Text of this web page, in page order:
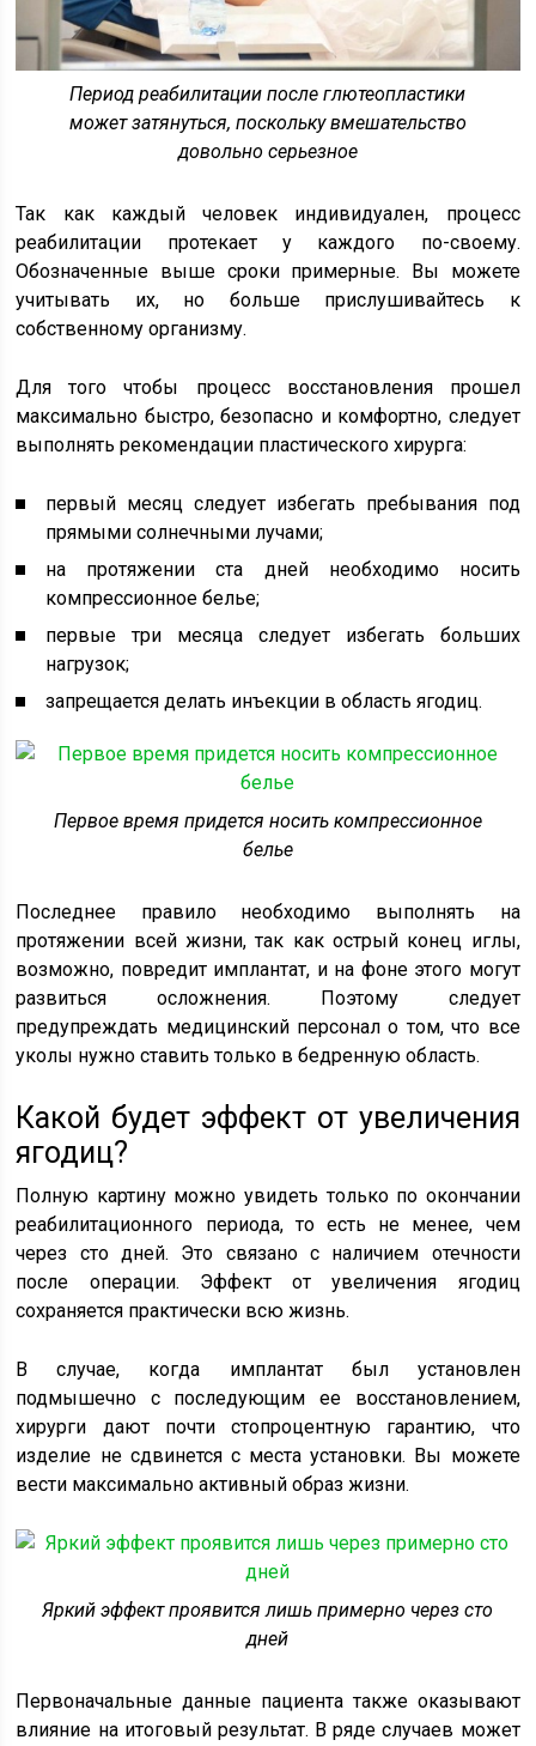
Период реабилитации после глютеопластики
может затянуться, поскольку вмешательство
довольно серьезное
Так как каждый человек индивидуален, процесс
реабилитации протекает у каждого по-своему.
Обозначенные выше сроки примерные. Вы можете
учитывать их, но больше прислушивайтесь к
собственному организму.
Для того чтобы процесс восстановления прошел
максимально быстро, безопасно и комфортно, следует
выполнять рекомендации пластического хирурга:
первый месяц следует избегать пребывания под
прямыми солнечными лучами;
на протяжении ста дней необходимо носить
компрессионное белье;
первые три месяца следует избегать больших
нагрузок;
запрещается делать инъекции в область ягодиц.
Первое время придется носить компрессионное
белье
Последнее правило необходимо выполнять на
протяжении всей жизни, так как острый конец иглы,
возможно, повредит имплантат, и на фоне этого могут
развиться осложнения. Поэтому следует
предупреждать медицинский персонал о том, что все
уколы нужно ставить только в бедренную область.
Какой будет эффект от увеличения
ягодиц?
Полную картину можно увидеть только по окончании
реабилитационного периода, то есть не менее, чем
через сто дней. Это связано с наличием отечности
после операции. Эффект от увеличения ягодиц
сохраняется практически всю жизнь.
В случае, когда имплантат был установлен
подмышечно с последующим ее восстановлением,
хирурги дают почти стопроцентную гарантию, что
изделие не сдвинется с места установки. Вы можете
вести максимально активный образ жизни.
Яркий эффект проявится лишь примерно через сто
дней
Первоначальные данные пациента также оказывают
влияние на итоговый результат. В ряде случаев может